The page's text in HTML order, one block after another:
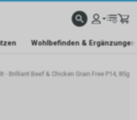
Wohlbefinden & Ergänzungen
- Brilliant Beef & Chicken Grain Free P14, 85g